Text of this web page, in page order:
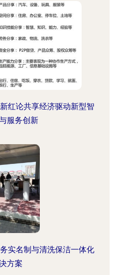
红论共享经济驱动新型智
服务创新
实名制与清洗保洁一体化
方案